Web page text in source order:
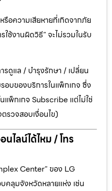
รือความเสียหายที่เกิดจากภัย
ช้งานผิดวิธี” จะไม่รวมในรับ
ดูแล / บำรุงรักษา / เปลี่ยน
อบของบริการในแพ็กเกจ ซึ่ง
แพ็กเกจ Subscribe แต่ไม่ใช่
รวจสอบเงื่อนไข)
ไลน์ได้ไหม / โทร
Center” ของ LG
คลุมจังหวัดหลายแห่ง เช่น